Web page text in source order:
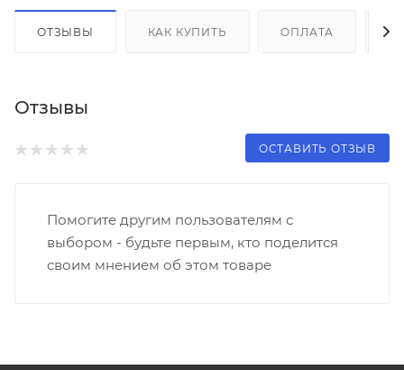
ОТЗЫВЫ КАК КУПИТЬ ОПЛАТА
Отзывы
ОСТАВИТЬ ОТЗЫВ
Помогите другим пользователям с
выбором - будьте первым, кто поделится
своим мнением об этом товаре